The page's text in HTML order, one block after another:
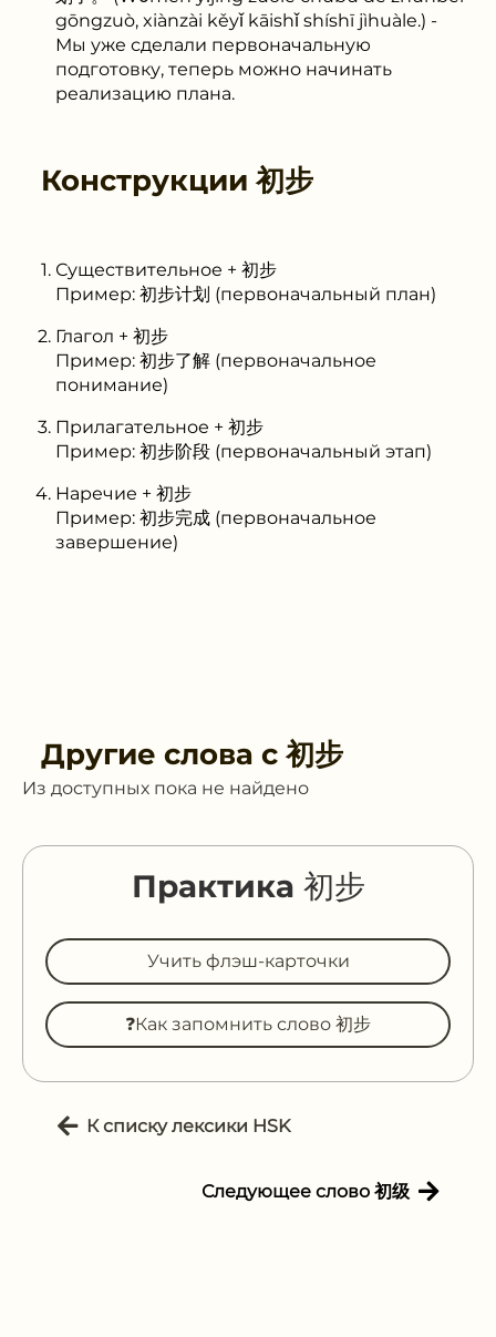
gōngzuò, xiànzài kěyǐ kāishǐ shíshī jìhuàle.) -
Мы уже сделали первоначальную
подготовку, теперь можно начинать
реализацию плана.
Конструкции初步
Существительное + 初步
Пример: 初步计划 (первоначальный план)
Глагол + 初步
Пример: 初步了解 (первоначальное
понимание)
Прилагательное + 初步
Пример: 初步阶段 (первоначальный этап)
Наречие + 初步
Пример: 初步完成 (первоначальное
завершение)
Другие слова с初步
Из доступных пока не найдено
Практика 初步
Учить флэш-карточки
❓Как запомнить слово 初步
К списку лексики HSK
Следующее слово 初级